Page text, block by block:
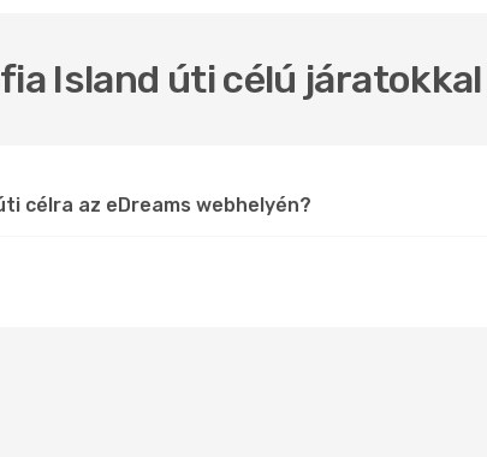
Island úti célú
célra az eDreams webhelyén?